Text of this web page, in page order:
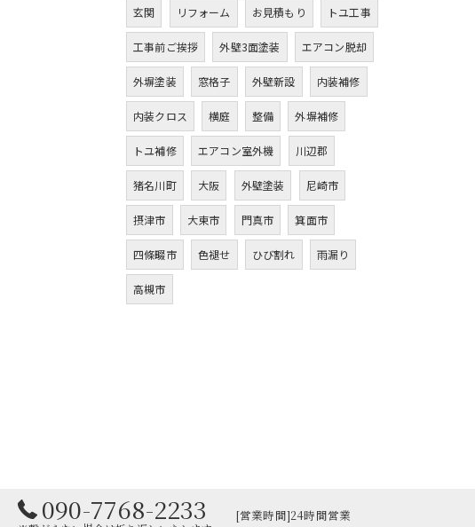
玄関 リフォーム お見積もり トユ工事
工事前ご挨拶 外壁3面塗装 エアコン脱却
外塀塗装 窓格子 外壁新設 内装補修
内装クロス 横庭 整備 外塀補修
トユ補修 エアコン室外機 川辺郡
猪名川町 大阪 外壁塗装 尼崎市
摂津市 大東市 門真市 箕面市
四條畷市 色褪せ ひび割れ 雨漏り
高槻市
090-7768-2233 [営業時間]24時間営業